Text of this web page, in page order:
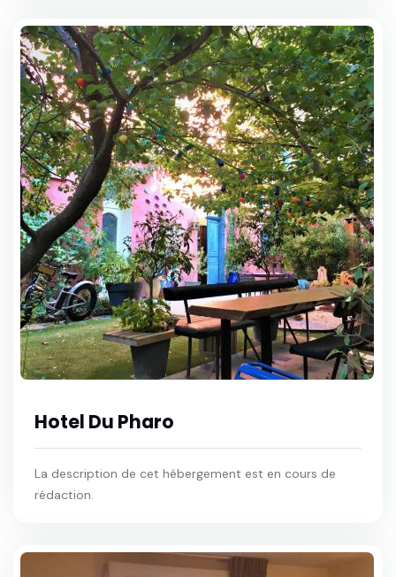
Hotel Du Pharo
La description de cet hébergement est en cours de
rédaction.